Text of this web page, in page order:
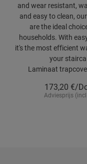
and wear resistant,
and easy to clean,
are the ideal
households. With
it's the most efficient
your
Laminaat
173,20 €/
Adviesprijs